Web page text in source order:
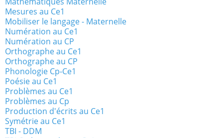
Mesures au Ce1
Mobiliser le langage - Maternelle
Numération au Ce1
Numération au CP
Orthographe au Ce1
Orthographe au CP
Phonologie Cp-Ce1
Poésie au Ce1
Problèmes au Ce1
Problèmes au Cp
Production d'écrits au Ce1
Symétrie au Ce1
TBI - DDM